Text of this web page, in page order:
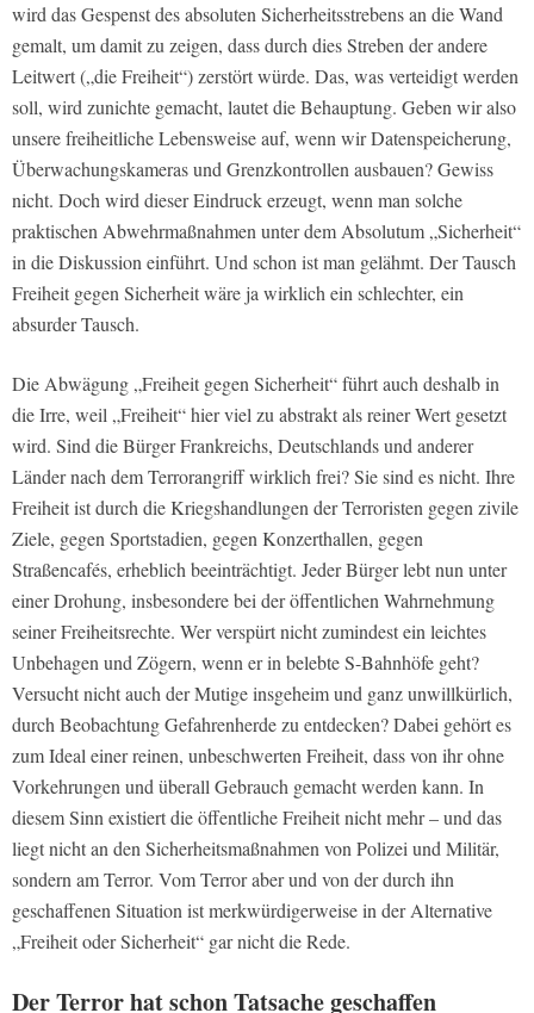
wird das Gespenst des absoluten Sicherheitsstrebens an die Wand
gemalt, um damit zu zeigen, dass durch dies Streben der andere
Leitwert („die Freiheit“) zerstört würde. Das, was verteidigt werden
soll, wird zunichte gemacht, lautet die Behauptung. Geben wir also
unsere freiheitliche Lebensweise auf, wenn wir Datenspeicherung,
Überwachungskameras und Grenzkontrollen ausbauen? Gewiss
nicht. Doch wird dieser Eindruck erzeugt, wenn man solche
praktischen Abwehrmaßnahmen unter dem Absolutum „Sicherheit“
in die Diskussion einführt. Und schon ist man gelähmt. Der Tausch
Freiheit gegen Sicherheit wäre ja wirklich ein schlechter, ein
absurder Tausch.
Die Abwägung „Freiheit gegen Sicherheit“ führt auch deshalb in
die Irre, weil „Freiheit“ hier viel zu abstrakt als reiner Wert gesetzt
wird. Sind die Bürger Frankreichs, Deutschlands und anderer
Länder nach dem Terrorangriff wirklich frei? Sie sind es nicht. Ihre
Freiheit ist durch die Kriegshandlungen der Terroristen gegen zivile
Ziele, gegen Sportstadien, gegen Konzerthallen, gegen
Straßencafés, erheblich beeinträchtigt. Jeder Bürger lebt nun unter
einer Drohung, insbesondere bei der öffentlichen Wahrnehmung
seiner Freiheitsrechte. Wer verspürt nicht zumindest ein leichtes
Unbehagen und Zögern, wenn er in belebte S-Bahnhöfe geht?
Versucht nicht auch der Mutige insgeheim und ganz unwillkürlich,
durch Beobachtung Gefahrenherde zu entdecken? Dabei gehört es
zum Ideal einer reinen, unbeschwerten Freiheit, dass von ihr ohne
Vorkehrungen und überall Gebrauch gemacht werden kann. In
diesem Sinn existiert die öffentliche Freiheit nicht mehr – und das
liegt nicht an den Sicherheitsmaßnahmen von Polizei und Militär,
sondern am Terror. Vom Terror aber und von der durch ihn
geschaffenen Situation ist merkwürdigerweise in der Alternative
„Freiheit oder Sicherheit“ gar nicht die Rede.
Der Terror hat schon Tatsache geschaffen